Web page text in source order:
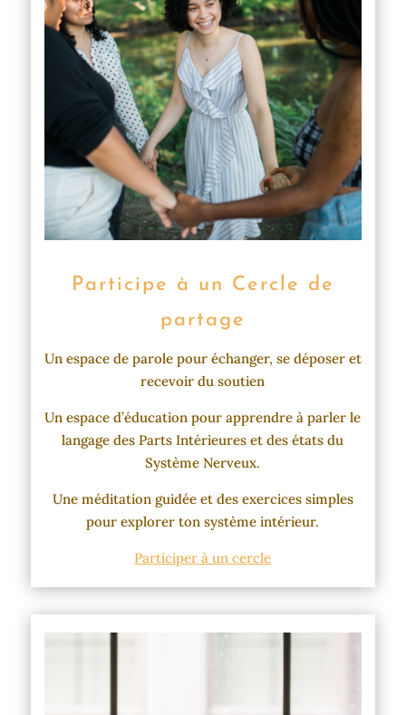
Participe à un Cercle de
partage
Un espace de parole pour échanger, se déposer et
recevoir du soutien
Un espace d’éducation pour apprendre à parler le
langage des Parts Intérieures et des états du
Système Nerveux.
Une méditation guidée et des exercices simples
pour explorer ton système intérieur.
Participer à un cercle